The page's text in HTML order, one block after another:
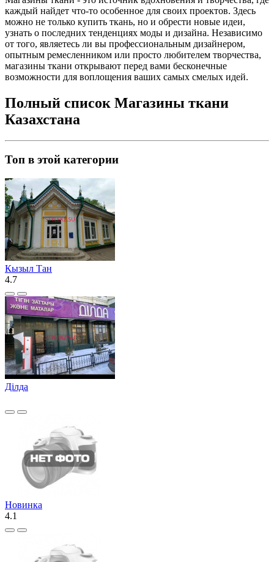
каждый найдет что-то особенное для своих проектов. Здесь
можно не только купить ткань, но и обрести новые идеи,
узнать о последних тенденциях моды и дизайна. Независимо
от того, являетесь ли вы профессиональным дизайнером,
опытным ремесленником или просто любителем творчества,
магазины ткани открывают перед вами бесконечные
возможности для воплощения ваших самых смелых идей.
Полный список Магазины ткани
Казахстана
Топ в этой категории
Кызыл Тан
4.7
Ділда
Новинка
4.1